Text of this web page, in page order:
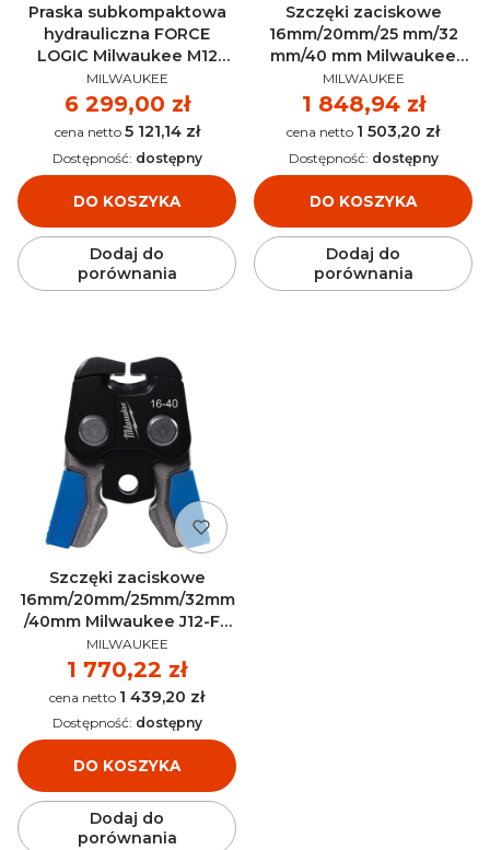
Praska subkompaktowa
hydrauliczna FORCE
LOGIC Milwaukee M12
HPT-202C AKU 12V (2x 2.0
Ah) - 4933443085
PRODUCENT
MILWAUKEE
Cena
6 299,00 zł
Cena 5 121,14 zł
DO KOSZYKA
Dostępność: dostępny
Dodaj do
porównania
Szczęki zaciskowe
16mm/20mm/25 mm/32
mm/40 mm Milwaukee
J18-FF 16-40 GEBERIT -
4932480982
PRODUCENT
MILWAUKEE
Cena
1 848,94 zł
Cena 1 503,20 zł
DO KOSZYKA
Dostępność: dostępny
Dodaj do
porównania
Szczęki zaciskowe
16mm/20mm/25mm/32mm
/40mm Milwaukee J12-FF
16-40 GEBERIT FLOWFIT -
4932480981
PRODUCENT
MILWAUKEE
Cena
1 770,22 zł
Cena 1 439,20 zł
DO KOSZYKA
Dostępność: dostępny
Dodaj do
porównania